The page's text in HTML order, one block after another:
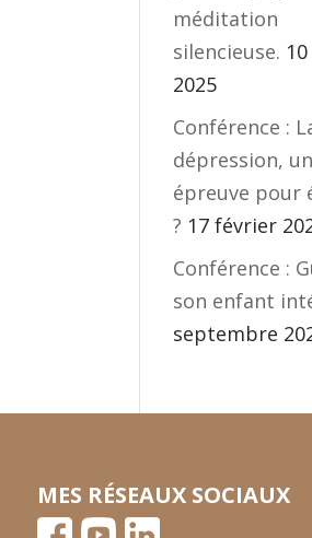
méditation
silencieuse.
2025
Conférence :
dépression,
épreuve pour
? 17 février
Conférence :
son enfant
septembre
MES RÉSEAUX SOCIAUX